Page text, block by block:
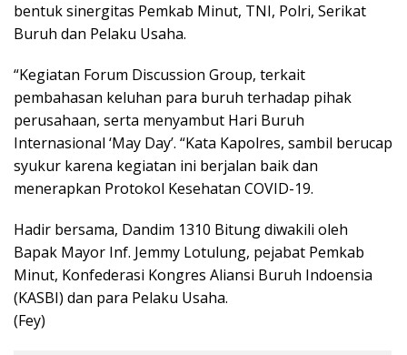
bentuk sinergitas Pemkab Minut, TNI, Polri, Serikat
Buruh dan Pelaku Usaha.
“Kegiatan Forum Discussion Group, terkait
pembahasan keluhan para buruh terhadap pihak
perusahaan, serta menyambut Hari Buruh
Internasional ‘May Day’. “Kata Kapolres, sambil berucap
syukur karena kegiatan ini berjalan baik dan
menerapkan Protokol Kesehatan COVID-19.
Hadir bersama, Dandim 1310 Bitung diwakili oleh
Bapak Mayor Inf. Jemmy Lotulung, pejabat Pemkab
Minut, Konfederasi Kongres Aliansi Buruh Indoensia
(KASBI) dan para Pelaku Usaha.
(Fey)